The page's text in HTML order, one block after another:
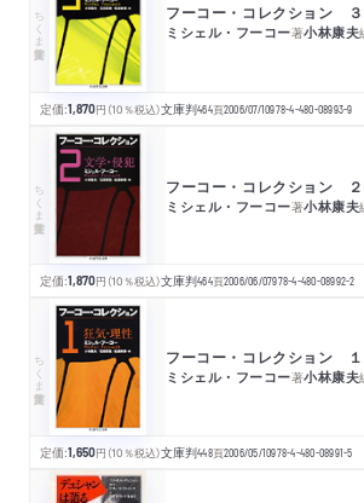
ちくま学芸文庫 フーコー・コレクション
ミシェル・フーコー著小林康夫
定価:1,870円 （10％税込）文庫判464頁2006/07/10978-4-480-08993-9
ちくま学芸文庫 フーコー・コレクション
ミシェル・フーコー著小林康夫
定価:1,870円 （10％税込）文庫判464頁2006/06/07978-4-480-08992-2
ちくま学芸文庫 フーコー・コレクション
ミシェル・フーコー著小林康夫
定価:1,650円 （10％税込）文庫判448頁2006/05/10978-4-480-08991-5